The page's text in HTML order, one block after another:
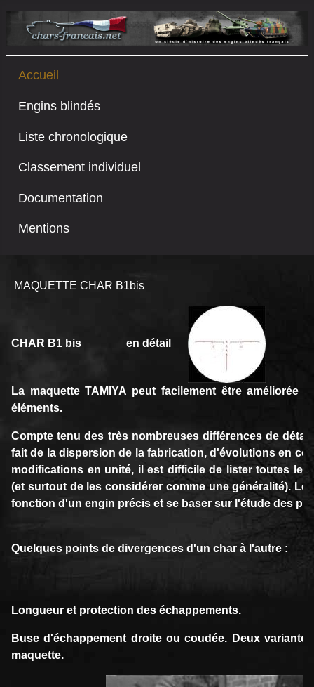
Accueil
Engins blindés
Liste chronologique
Classement individuel
Documentation
Mentions
MAQUETTE CHAR B1bis
CHAR B1 bis en détail
La maquette TAMIYA peut facilement être améliorée
éléments.
Compte tenu des très nombreuses différences de
fait de la dispersion de la fabrication, d'évolutions en
modifications en unité, il est difficile de lister toutes les
(et surtout de les considérer comme une généralité). Le
fonction d'un engin précis et se baser sur l'étude des
Quelques points de divergences d'un char à l'autre :
Longueur et protection des échappements.
Buse d'échappement droite ou coudée. Deux
maquette.